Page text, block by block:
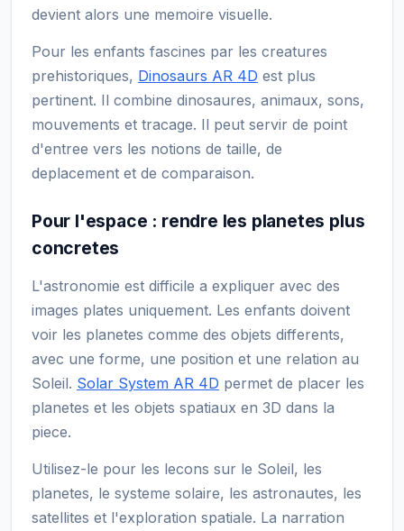
devient alors une memoire visuelle.
Pour les enfants fascines par les creatures
prehistoriques, Dinosaurs AR 4D est plus
pertinent. Il combine dinosaures, animaux, sons,
mouvements et tracage. Il peut servir de point
d'entree vers les notions de taille, de
deplacement et de comparaison.
Pour l'espace : rendre les planetes plus
concretes
L'astronomie est difficile a expliquer avec des
images plates uniquement. Les enfants doivent
voir les planetes comme des objets differents,
avec une forme, une position et une relation au
Soleil. Solar System AR 4D permet de placer les
planetes et les objets spatiaux en 3D dans la
piece.
Utilisez-le pour les lecons sur le Soleil, les
planetes, le systeme solaire, les astronautes, les
satellites et l'exploration spatiale. La narration